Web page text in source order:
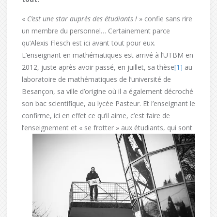
« C’est une star auprès des étudiants ! » confie sans rire
un membre du personnel… Certainement parce
qu’Alexis Flesch est ici avant tout pour eux.
L’enseignant en mathématiques est arrivé à l’UTBM en
2012, juste après avoir passé, en juillet, sa thèse[1] au
laboratoire de mathématiques de l’université de
Besançon, sa ville d’origine où il a également décroché
son bac scientifique, au lycée Pasteur. Et l’enseignant le
confirme, ici en effet ce qu’il aime, c’est faire de
l’enseignement et « se frotter » aux étudiants, qui sont